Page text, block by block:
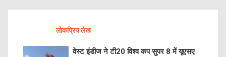
लोकप्रिय लेख
वेस्ट इंडीज ने टी20 विश्व कप सुपर 8 में यूएसए